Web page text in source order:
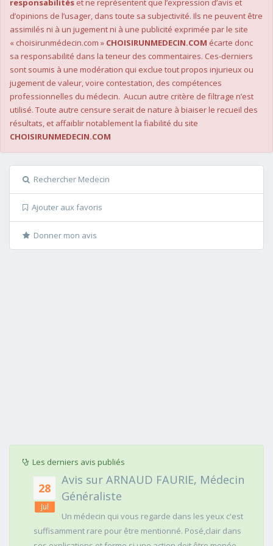
responsabilités et ne représentent que l’expression d’avis et
d’opinions de l’usager, dans toute sa subjectivité. Ils ne peuvent être
assimilés ni à un jugement ni à une publicité exprimée par le site
« choisirunmédecin.com » CHOISIRUNMEDECIN.COM écarte donc
sa responsabilité dans la teneur des commentaires. Ces-derniers
sont soumis à une modération qui exclue tout propos injurieux ou
jugement de valeur, voire contestation, des compétences
professionnelles du médecin. Aucun autre critère de filtrage n’est
utilisé. Toute autre censure serait de nature à biaiser le recueil des
résultats, et affaiblir notablement la fiabilité du site
CHOISIRUNMEDECIN.COM
Rechercher Medecin
Ajouter aux favoris
Donner mon avis
Les derniers avis publiés
28
Jul
Avis sur ARNAUD FAURIE, Médecin
Généraliste
Un médecin qui vous regarde dans les yeux c'est
suffisamment rare pour être mentionné. Posé,clair dans